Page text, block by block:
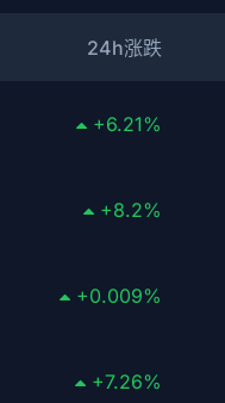
24h涨跌
+6.21%
+8.2%
+0.009%
+7.26%